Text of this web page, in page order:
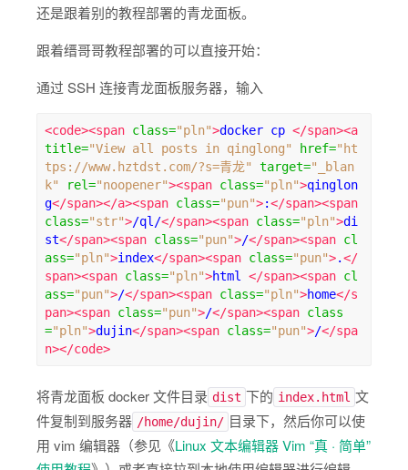
还是跟着别的教程部署的青龙面板。
跟着缙哥哥教程部署的可以直接开始：
通过 SSH 连接青龙面板服务器，输入
<code><span class="pln">docker cp </span><a
title="View all posts in qinglong" href="ht
tps://www.hztdst.com/?s=青龙"
target="_blan
k"
rel="noopener"><span class="pln">qinglon
g</span></a><span class="pun">:</span><span
class="str">/ql/</span><span class="pln">di
st</span><span class="pun">/</span><span cl
ass="pln">index</span><span class="pun">.</
span><span class="pln">html </span><span cl
ass="pun">/</span><span class="pln">home</s
pan><span class="pun">/</span><span class
="pln">dujin</span><span class="pun">/</spa
n></code>
将青龙面板 docker 文件目录 dist 下的 index.html 文
件复制到服务器 /home/dujin/ 目录下，然后你可以使
用 vim 编辑器（参见《Linux 文本编辑器 Vim “真 · 简单”